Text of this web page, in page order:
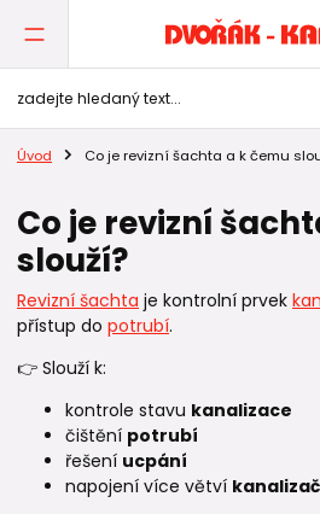
Úvod Co je revizní šachta a k čemu
Co je revizní
slouží?
Revizní šachta je kontrolní prvek
přístup do potrubí.
👉 Slouží k:
kontrole stavu kanalizace
čištění potrubí
řešení ucpání
napojení více větví